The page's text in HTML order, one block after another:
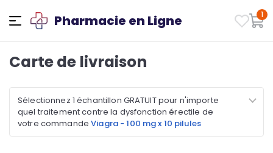
Pharmacie en Ligne 1
Carte de livraison
Sélectionnez 1 échantillon GRATUIT pour n'importe
quel traitement contre la dysfonction érectile de
votre commandeViagra - 100 mg x 10 pilules